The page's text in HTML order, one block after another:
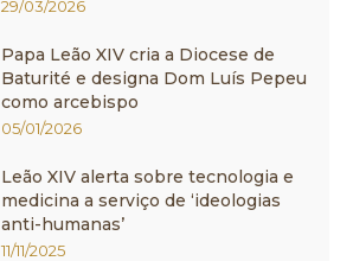
29/03/2026
Papa Leão XIV cria a Diocese de
Baturité e designa Dom Luís Pepeu
como arcebispo
05/01/2026
Leão XIV alerta sobre tecnologia e
medicina a serviço de ‘ideologias
anti-humanas’
11/11/2025